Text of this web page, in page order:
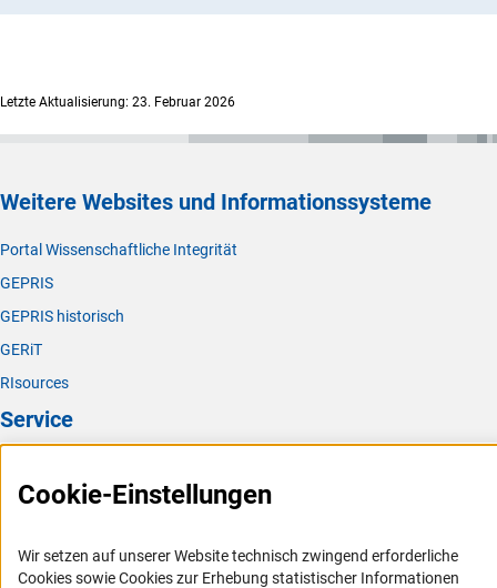
Anna-Lena Simon (externer Link)
, Tel. 0228/885-2423
Letzte Aktualisierung: 23. Februar 2026
Weitere Websites und Informationssysteme
Portal Wissenschaftliche Integrität
GEPRIS
GEPRIS historisch
GERiT
RIsources
Service
FAQ
Logo und Corporate Design
Cookie-Einstellungen
Wir setzen auf unserer Website technisch zwingend erforderliche
Cookies sowie Cookies zur Erhebung statistischer Informationen